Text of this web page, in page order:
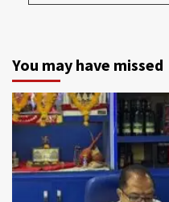
You may have missed